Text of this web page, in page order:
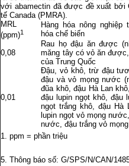
với abamectin đã được đề xuất bởi
tế Canada (PMRA).
MRL
(ppm)1
Hàng hóa nông nghiệp
hóa chế biến
0,08
Rau họ đậu ăn được
măng tây có vỏ ăn
của Trung Quốc
0,01
Đậu, vỏ khô, trừ đậu
đậu và vỏ mọng nước
đũa khô, đậu Hà Lan
đậu lupin ngọt khô, đậu
ngọt trắng khô, đậu Hà
lupin ngọt vỏ mọng
nước, đậu trắng vỏ
ppm = phần triệu
Thông báo số: G/SPS/N/CAN/